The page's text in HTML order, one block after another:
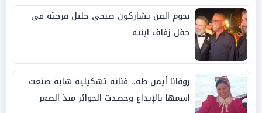
نجوم الفن يشاركون صبحي خليل فرحته في
حفل زفاف ابنته
روفانا أيمن طه.. فنانة تشكيلية شابة صنعت
اسمها بالإبداع وحصدت الجوائز منذ الصغر